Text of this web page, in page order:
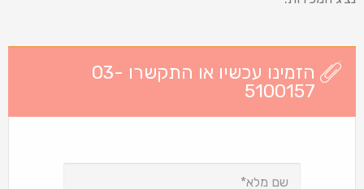
הזמינו עכשיו או התקשרו 03-
5100157